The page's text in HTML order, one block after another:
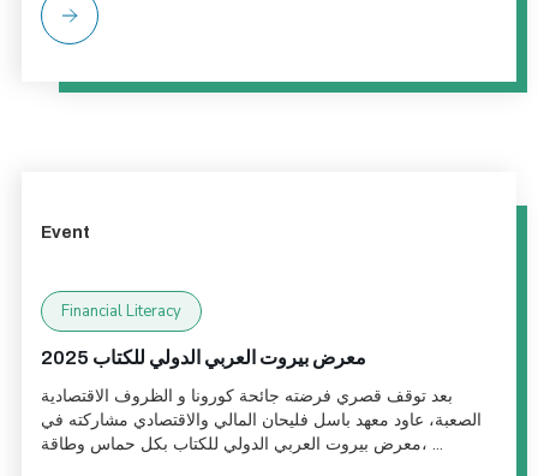
Event
Financial Literacy
معرض بيروت العربي الدولي للكتاب 2025
بعد توقف قصري فرضته جائحة كورونا و الظروف الاقتصادية
الصعبة، عاود معهد باسل فليحان المالي والاقتصادي مشاركته في
معرض بيروت العربي الدولي للكتاب بكل حماس وطاقة، ...